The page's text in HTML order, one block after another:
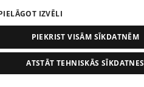
IZVĒLI
PIEKRIST VISĀM SĪKDATNĒM
ATSTĀT TEHNISKĀS SĪKDATNES